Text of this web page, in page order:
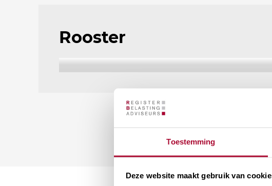
Toestemming
Deze website maakt gebruik van
Rooster